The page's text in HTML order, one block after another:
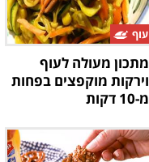
עוף
מתכון מעולה לעוף
וירקות מוקפצים בפחות
מ-10 דקות